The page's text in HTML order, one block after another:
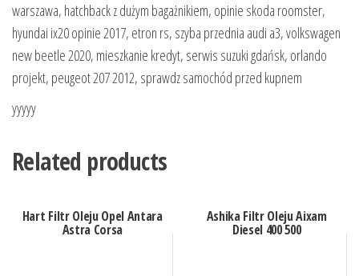
warszawa, hatchback z dużym bagażnikiem, opinie skoda roomster,
hyundai ix20 opinie 2017, etron rs, szyba przednia audi a3, volkswagen
new beetle 2020, mieszkanie kredyt, serwis suzuki gdańsk, orlando
projekt, peugeot 207 2012, sprawdz samochód przed kupnem
yyyyy
Related products
Hart Filtr Oleju Opel Antara
Astra Corsa
Ashika Filtr Oleju Aixam
Diesel 400 500